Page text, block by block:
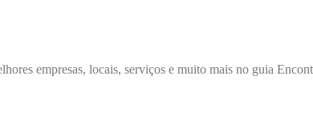
empresas, locais, serviços e muito mais no guia